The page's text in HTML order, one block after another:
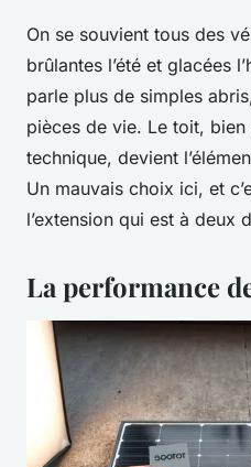
On se souvient tous des
brûlantes l’été et glacées
parle plus de simples
pièces de vie. Le toit, bien
technique, devient
Un mauvais choix ici, et
l’extension qui est à deux
La performance